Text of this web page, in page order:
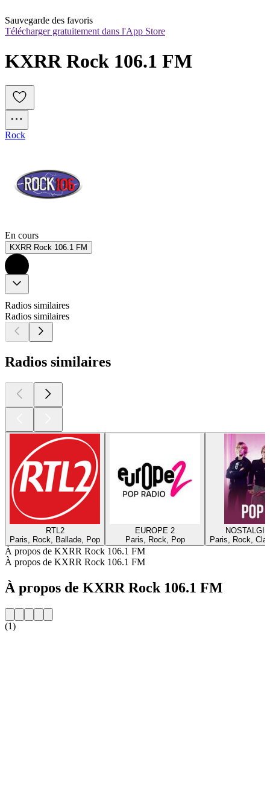
Sauvegarde des favoris
Télécharger gratuitement dans l'App Store
KXRR Rock 106.1 FM
Rock
En cours
KXRR Rock 106.1 FM
Radios similaires
Radios similaires
Radios similaires
RTL2
Paris, Rock, Ballade, Pop
EUROPE 2
Paris, Rock, Pop
Paris, Rock,
À propos de KXRR Rock 106.1 FM
À propos de KXRR Rock 106.1 FM
À propos de KXRR Rock 106.1 FM
(1)